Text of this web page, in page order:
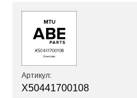
Артикул:
X50441700108